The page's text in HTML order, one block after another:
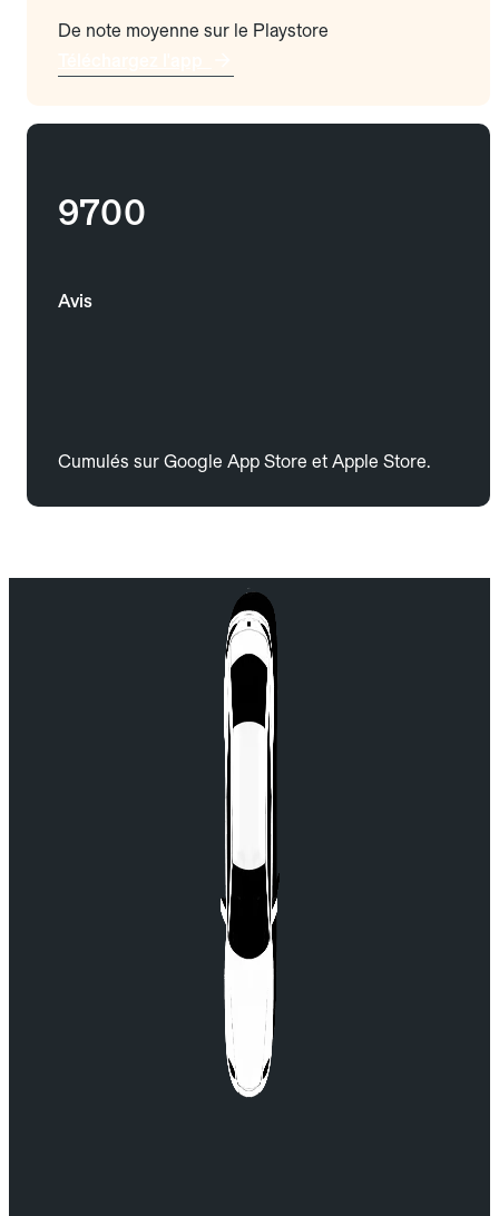
De note moyenne sur le Playstore
9700
Avis
Cumulés sur Google App Store et Apple Store.